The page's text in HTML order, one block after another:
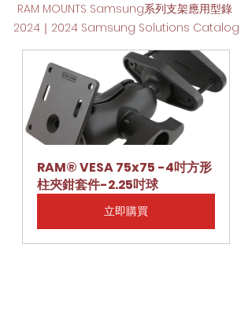
RAM MOUNTS Samsung系列支架應用型錄
2024｜2024 Samsung Solutions Catalog
RAM® VESA 75x75 -4吋方形
柱夾鉗套件-2.25吋球
立即購買